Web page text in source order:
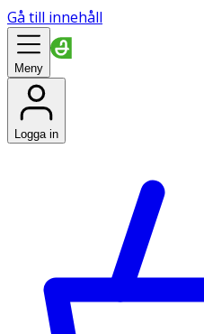
Gå till innehåll
Meny
Logga in